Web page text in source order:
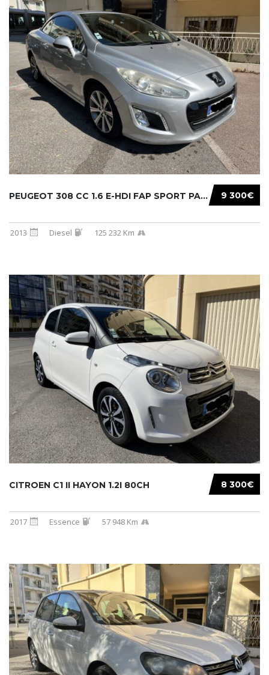
9 300€
PEUGEOT 308 CC 1.6 E-HDI FAP SPORT PACK 115C...
2013 Diesel 125 232 Km
8 300€
CITROEN C1 II HAYON 1.2I 80CH
2017 Essence 57 948 Km